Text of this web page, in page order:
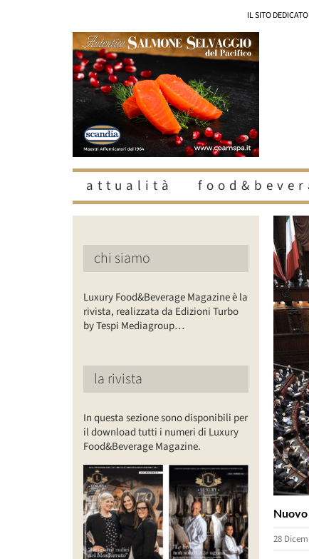
IL SITO
attualità
Nuovo
28
chi siamo
Luxury Food&Beverage Magazine è la
rivista, realizzata da Edizioni Turbo
by Tespi Mediagroup…
la rivista
In questa sezione sono disponibili per
il download tutti i numeri di Luxury
Food&Beverage Magazine.